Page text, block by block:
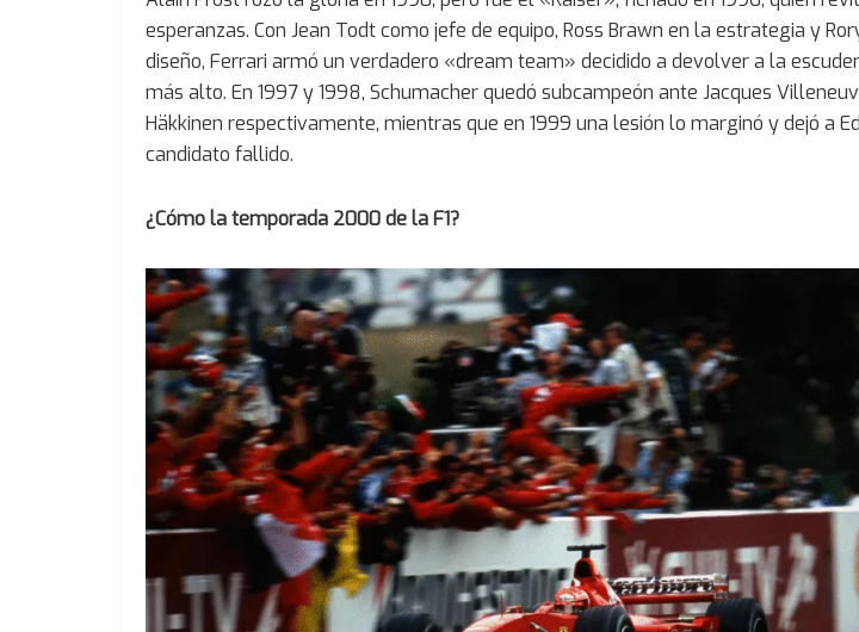
esperanzas. Con Jean Todt como jefe de equipo, Ross Brawn en la estrategia y
diseño, Ferrari armó un verdadero «dream team» decidido a devolver a la
más alto. En 1997 y 1998, Schumacher quedó subcampeón ante Jacques
Häkkinen respectivamente, mientras que en 1999 una lesión lo marginó y dejó a
candidato fallido.
¿Cómo la temporada 2000 de la F1?